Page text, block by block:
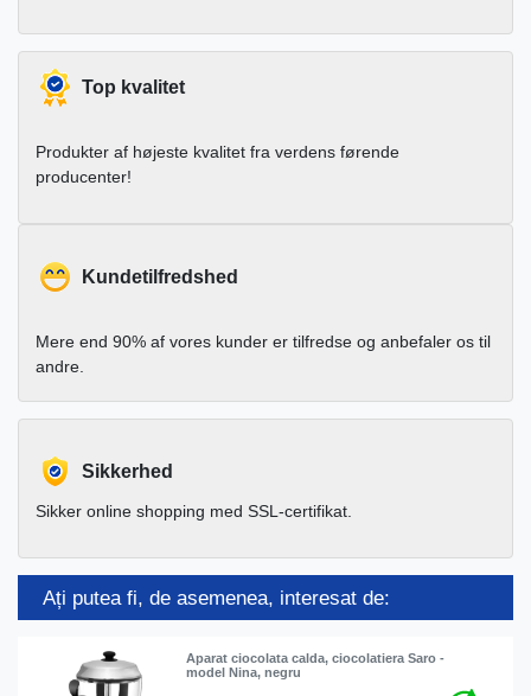
Top kvalitet
Produkter af højeste kvalitet fra verdens førende
producenter!
Kundetilfredshed
Mere end 90% af vores kunder er tilfredse og anbefaler os til
andre.
Sikkerhed
Sikker online shopping med SSL-certifikat.
Ați putea fi, de asemenea, interesat de:
Aparat ciocolata calda, ciocolatiera Saro -
model Nina, negru